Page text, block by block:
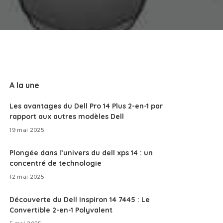
A la une
Les avantages du Dell Pro 14 Plus 2-en-1 par
rapport aux autres modèles Dell
19 mai 2025
Plongée dans l’univers du dell xps 14 : un
concentré de technologie
12 mai 2025
Découverte du Dell Inspiron 14 7445 : Le
Convertible 2-en-1 Polyvalent